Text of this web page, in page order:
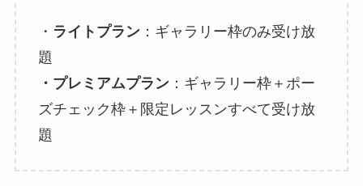
・ ライトプラン：ギャラリー枠のみ受け放
題
・プレミアムプラン：ギャラリー枠＋ポー
ズチェック枠＋限定レッスンすべて受け放
題